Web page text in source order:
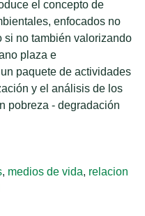
el concepto de
enfocados no
si no también valorizando
plaza e
paquete de actividades
y el análisis de los
pobreza - degradación
, medios de vida, relacion